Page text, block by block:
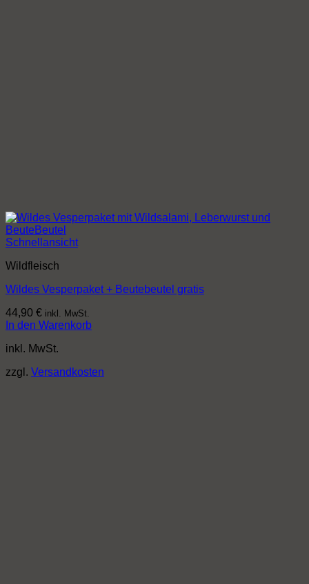
Schnellansicht
Wildfleisch
Wildes Vesperpaket + Beutebeutel gratis
44,90 € inkl. MwSt.
In den Warenkorb
inkl. MwSt.
zzgl. Versandkosten